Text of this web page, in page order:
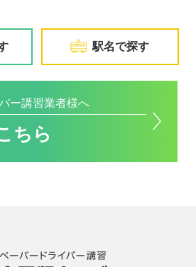
駅名で探す
ー講習業者様へ
ちら